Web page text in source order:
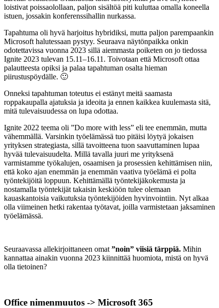
loistivat poissaolollaan, paljon sisältöä piti kuluttaa omalla koneella
istuen, jossakin konferenssihallin nurkassa.
Tapahtuma oli hyvä harjoitus hybridiksi, mutta paljon parempaankin
Microsoft halutessaan pystyy. Seuraava näytönpaikka onkin
odotettavissa vuonna 2023 sillä aiemmasta poiketen on jo tiedossa
Ignite 2023 tulevan 15.11–16.11. Toivotaan että Microsoft ottaa
palautteesta opiksi ja palaa tapahtuman osalta hieman
piirustuspöydälle. 🙂
Onneksi tapahtuman toteutus ei estänyt meitä saamasta
roppakaupalla ajatuksia ja ideoita ja ennen kaikkea kuulemasta sitä,
mitä tulevaisuudessa on lupa odottaa.
Ignite 2022 teema oli ”Do more with less” eli tee enemmän, mutta
vähemmällä. Varsinkin työelämässä tuo pitäisi löytyä jokaisen
yrityksen strategiasta, sillä tavoitteena tuon saavuttaminen lupaa
hyvää tulevaisuudelta. Millä tavalla juuri me yrityksenä
varmistamme työkalujen, osaamisen ja prosessien kehittämisen niin,
että koko ajan enemmän ja enemmän vaativa työelämä ei polta
työntekijöitä loppuun. Kehittämällä työntekijäkokemusta ja
nostamalla työntekijät takaisin keskiöön tulee olemaan
kauaskantoisia vaikutuksia työntekijöiden hyvinvointiin. Nyt alkaa
olla viimeinen hetki rakentaa työtavat, joilla varmistetaan jaksaminen
työelämässä.
Seuraavassa allekirjoittaneen omat ”noin” viisiä tärppiä. Mihin
kannattaa ainakin vuonna 2023 kiinnittää huomiota, mistä on hyvä
olla tietoinen?
Office nimenmuutos -> Microsoft 365